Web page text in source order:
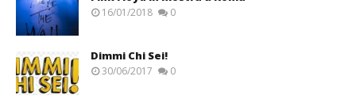
16/01/2018 0
Dimmi Chi Sei!
30/06/2017 0